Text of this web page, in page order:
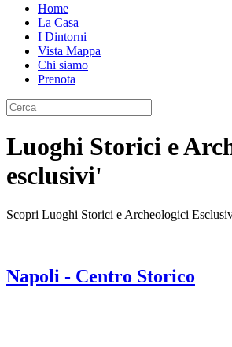
Home
La Casa
I Dintorni
Vista Mappa
Chi siamo
Prenota
Luoghi Storici e
esclusivi'
Scopri Luoghi Storici e Archeologici
Napoli - Centro Storico